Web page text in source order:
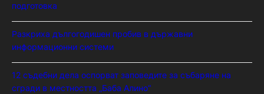
подготовка
Разкриха дългогодишен пробив в държавни
информационни системи
12 съдебни дела оспорват заповедите за събаряне на
сгради в местността „Баба Алино“